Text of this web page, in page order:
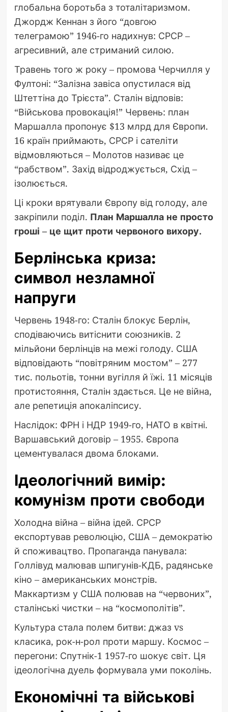
глобальна боротьба з тоталітаризмом.
Джордж Кеннан з його “довгою
телеграмою” 1946-го надихнув: СРСР –
агресивний, але стриманий силою.
Травень того ж року – промова Черчилля у
Фултоні: “Залізна завіса опустилася від
Штеттіна до Трієста”. Сталін відповів:
“Військова провокація!” Червень: план
Маршалла пропонує $13 млрд для Європи.
16 країн приймають, СРСР і сателіти
відмовляються – Молотов називає це
“рабством”. Захід відроджується, Схід –
ізолюється.
Ці кроки врятували Європу від голоду, але
закріпили поділ. План Маршалла не просто
гроші – це щит проти червоного вихору.
Берлінська криза:
символ незламної
напруги
Червень 1948-го: Сталін блокує Берлін,
сподіваючись витіснити союзників. 2
мільйони берлінців на межі голоду. США
відповідають “повітряним мостом” – 277
тис. польотів, тонни вугілля й їжі. 11 місяців
протистояння, Сталін здається. Це не війна,
але репетиція апокаліпсису.
Наслідок: ФРН і НДР 1949-го, НАТО в квітні.
Варшавський договір – 1955. Європа
цементувалася двома блоками.
Ідеологічний вимір:
комунізм проти свободи
Холодна війна – війна ідей. СРСР
експортував революцію, США – демократію
й споживацтво. Пропаганда панувала:
Голлівуд малював шпигунів-КДБ, радянське
кіно – американських монстрів.
Маккартизм у США полював на “червоних”,
сталінські чистки – на “космополітів”.
Культура стала полем битви: джаз vs
класика, рок-н-рол проти маршу. Космос –
перегони: Спутнік-1 1957-го шокує світ. Ця
ідеологічна дуель формувала уми поколінь.
Економічні та військові